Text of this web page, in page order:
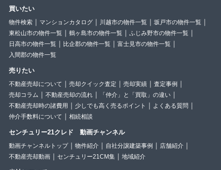
買いたい
物件検索 マンションカタログ 川越市の物件一覧
坂戸市の物件一覧
東松山市の物件一覧
鶴ヶ島市の物件一覧
ふじみ野市の物件一覧
日高市の物件一覧
比企郡の物件一覧
富士見市の物件一覧
入間郡の物件一覧
売りたい
不動産売却について 売却クイック査定 売却実績
査定事例
売却コラム
不動産売却の流れ
「仲介」と「買取」の違い
不動産売却時の諸費用
少しでも高く売るポイント
よくある質問
仲介手数料について
相続相談
センチュリー21クレド 動画チャンネル
動画チャンネルトップ 物件紹介 自社分譲建築事例
店舗紹介
不動産売却動画
センチュリー21CM集 地域紹介